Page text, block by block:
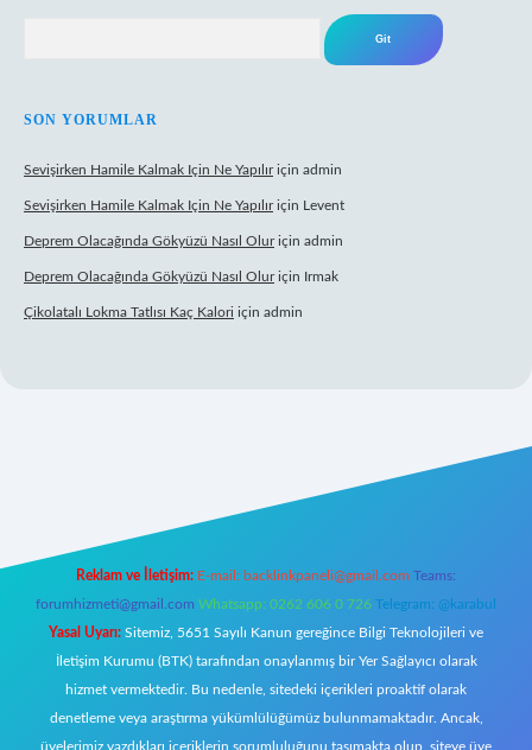
SON YORUMLAR
Sevişirken Hamile Kalmak Için Ne Yapılıriçin admin
Sevişirken Hamile Kalmak Için Ne Yapılıriçin Levent
Deprem Olacağında Gökyüzü Nasıl Oluriçin admin
Deprem Olacağında Gökyüzü Nasıl Oluriçin Irmak
Çikolatalı Lokma Tatlısı Kaç Kalori için admin
Reklam ve İletişim: E-mail: backlinkpaneli@gmail.com Teams:
forumhizmeti@gmail.com Whatsapp: 0262 606 0 726 Telegram: @karabul
Yasal Uyarı: Sitemiz, 5651 Sayılı Kanun gereğince Bilgi Teknolojileri ve
İletişim Kurumu (BTK) tarafından onaylanmış bir Yer Sağlayıcı olarak
hizmet vermektedir. Bu nedenle, sitedeki içerikleri proaktif olarak
denetleme veya araştırma yükümlülüğümüz bulunmamaktadır. Ancak,
üyelerimiz yazdıkları içeriklerin sorumluluğunu taşımakta olup, siteye üye